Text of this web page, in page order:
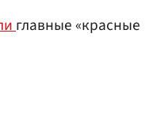
главные «красные